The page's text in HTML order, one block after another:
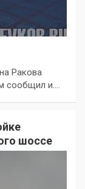
Ракова
сообщил и.…
шоссе